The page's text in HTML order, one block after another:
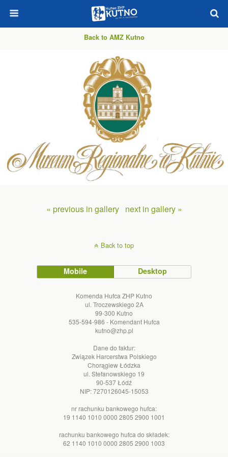
Back to AMZ Kutno
« previous in gallery next in gallery »
Back to top
Mobile Desktop
Komenda Hufca ZHP Kutno
ul. Troczewskiego 2A
99-300 Kutno
535-594-986 - Komendant Hufca
kutno@zhp.pl
Dane do faktur:
Związek Harcerstwa Polskiego
Chorągiew Łódzka
ul. Stefanowskiego 19
90-537 Łódź
NIP: 7270126045-15053
nr rachunku bankowego hufca:
19 1140 1010 0000 2805 2900 1001
rachunku bankowego hufca do składek:
62 1140 1010 0000 2805 2900 1003